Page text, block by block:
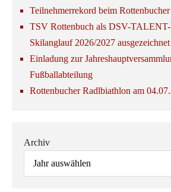
Teilnehmerrekord beim
TSV Rottenbuch als DSV-
Skilanglauf 2026/2027 ausgezeichnet
Einladung zur
Fußballabteilung
Rottenbucher Radlbiathlon am
Archiv